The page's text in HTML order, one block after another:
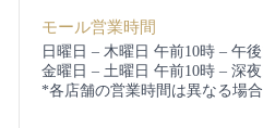
モール営業時間
日曜日 – 木曜日 午前10時 – 午
金曜日 – 土曜日 午前10時 – 深
*各店舗の営業時間は異なる場